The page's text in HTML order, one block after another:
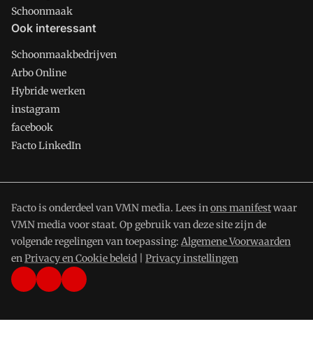
Schoonmaak
Ook interessant
Schoonmaakbedrijven
Arbo Online
Hybride werken
instagram
facebook
Facto LinkedIn
Facto is onderdeel van VMN media. Lees inons manifestwaar
VMN media voor staat. Op gebruik van deze site zijn de
volgende regelingen van toepassing: Algemene Voorwaarden
enPrivacy en Cookie beleid Privacy instellingen